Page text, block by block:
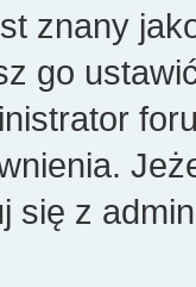
znany
go
się z